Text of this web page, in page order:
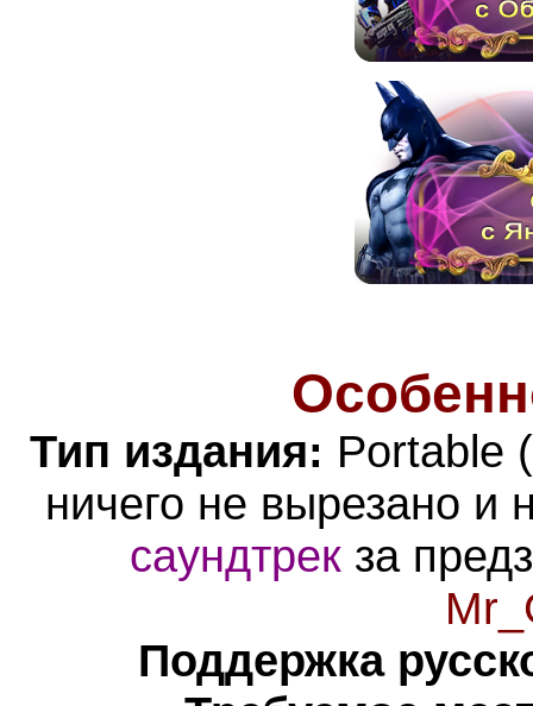
Тип издания: Portable
ничего не вырезано и
саундтрек за
Поддержка